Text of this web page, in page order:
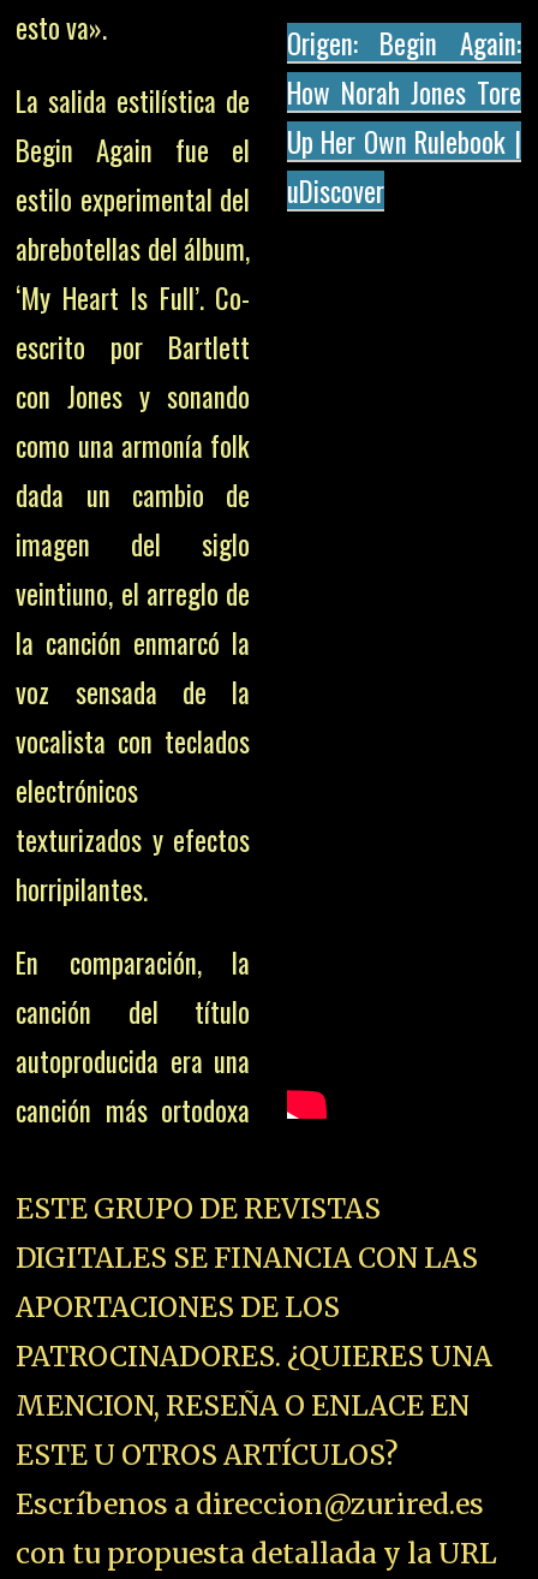
esto va».
La salida estilística de
Begin Again fue el
estilo experimental del
abrebotellas del álbum,
‘My Heart Is Full’. Co-
escrito por Bartlett
con Jones y sonando
como una armonía folk
dada un cambio de
imagen del siglo
veintiuno, el arreglo de
la canción enmarcó la
voz sensada de la
vocalista con teclados
electrónicos
texturizados y efectos
horripilantes.
En comparación, la
canción del título
autoproducida era una
canción más ortodoxa
Origen: Begin Again:
How Norah Jones Tore
Up Her Own Rulebook |
uDiscover
ESTE GRUPO DE REVISTAS
DIGITALES SE FINANCIA CON LAS
APORTACIONES DE LOS
PATROCINADORES. ¿QUIERES UNA
MENCION, RESEÑA O ENLACE EN
ESTE U OTROS ARTÍCULOS?
Escríbenos a direccion@zurired.es
con tu propuesta detallada y la URL